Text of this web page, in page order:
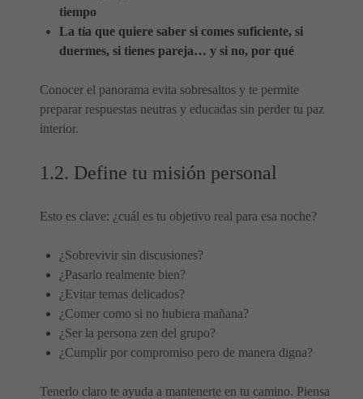
tiempo
La tía que quiere saber si comes suficiente, si
duermes, si tienes pareja… y si no, por qué
Conocer el panorama evita sobresaltos y te permite
preparar respuestas neutras y educadas sin perder tu paz
interior.
1.2. Define tu misión personal
Esto es clave: ¿cuál es tu objetivo real para esa noche?
¿Sobrevivir sin discusiones?
¿Pasarlo realmente bien?
¿Evitar temas delicados?
¿Comer como si no hubiera mañana?
¿Ser la persona zen del grupo?
¿Cumplir por compromiso pero de manera digna?
Tenerlo claro te ayuda a mantenerte en tu camino. Piensa